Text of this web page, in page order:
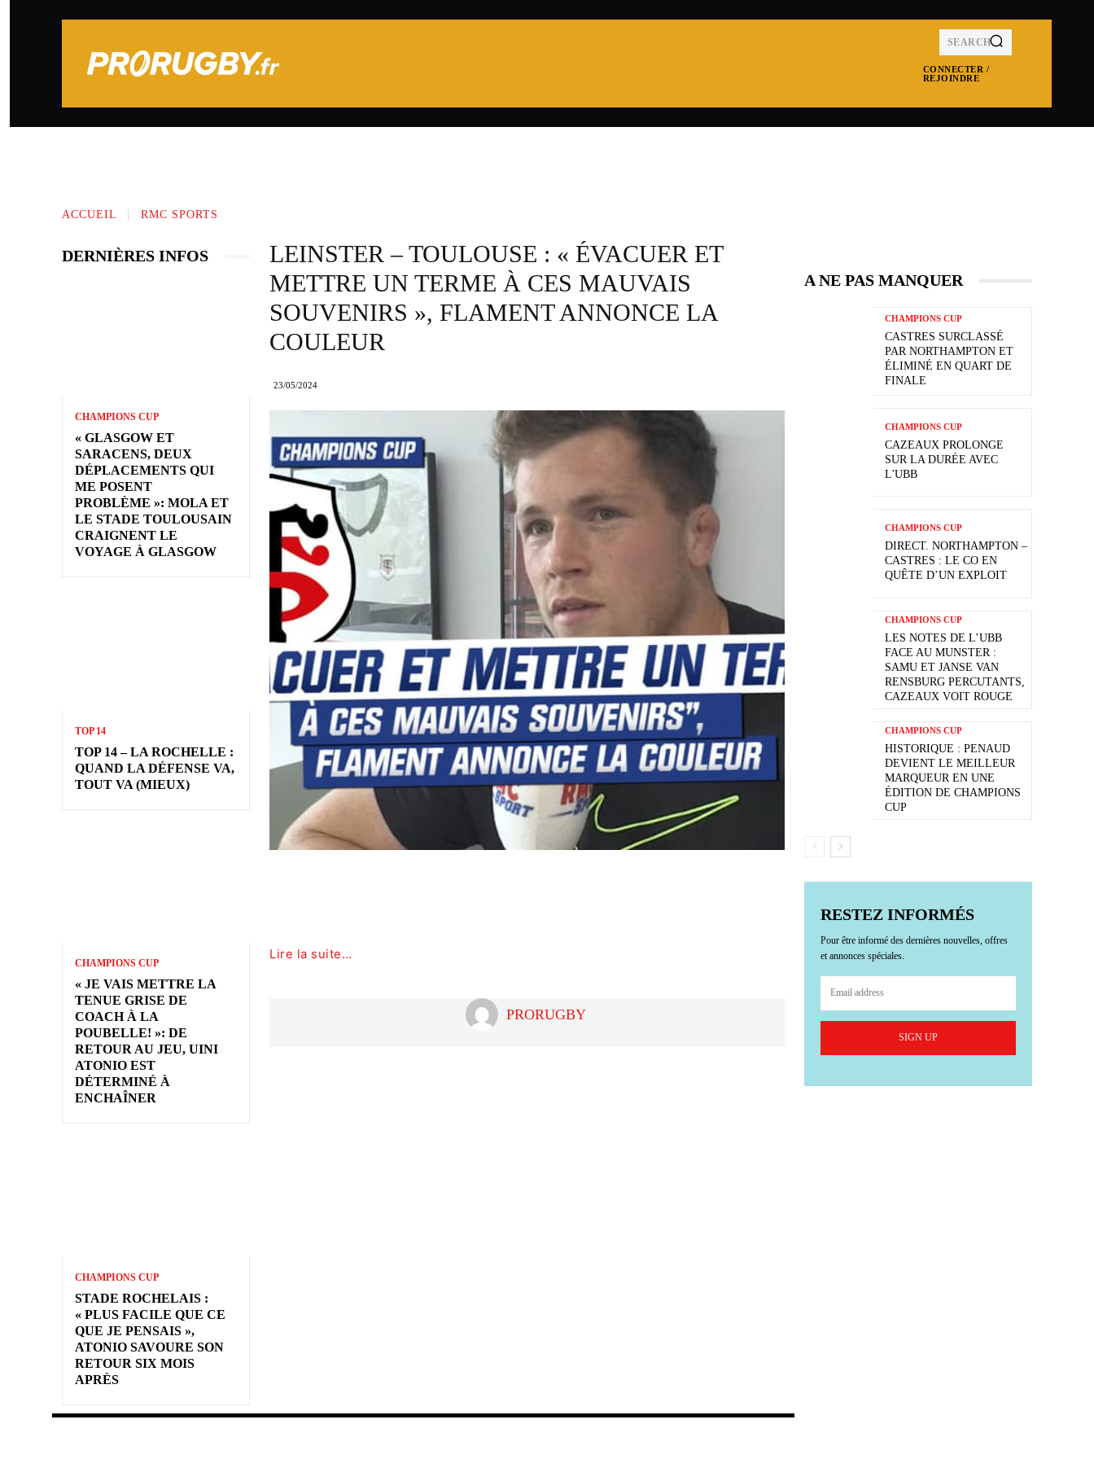
SEARCH
CONNECTER /
REJOINDRE
ACCUEIL RMC SPORTS
DERNIÈRES INFOS
CHAMPIONS CUP
« GLASGOW ET
SARACENS, DEUX
DÉPLACEMENTS QUI
ME POSENT
PROBLÈME »: MOLA ET
LE STADE TOULOUSAIN
CRAIGNENT LE
VOYAGE À GLASGOW
TOP 14
TOP 14 – LA ROCHELLE :
QUAND LA DÉFENSE VA,
TOUT VA (MIEUX)
CHAMPIONS CUP
« JE VAIS METTRE LA
TENUE GRISE DE
COACH À LA
POUBELLE! »: DE
RETOUR AU JEU, UINI
ATONIO EST
DÉTERMINÉ À
ENCHAÎNER
CHAMPIONS CUP
STADE ROCHELAIS :
« PLUS FACILE QUE CE
QUE JE PENSAIS »,
ATONIO SAVOURE SON
RETOUR SIX MOIS
APRÈS
LEINSTER – TOULOUSE : « ÉVACUER ET
METTRE UN TERME À CES MAUVAIS
SOUVENIRS », FLAMENT ANNONCE LA
COULEUR
23/05/2024
Lire la suite…
PRORUGBY
A NE PAS MANQUER
CHAMPIONS CUP
CASTRES SURCLASSÉ
PAR NORTHAMPTON ET
ÉLIMINÉ EN QUART DE
FINALE
CHAMPIONS CUP
CAZEAUX PROLONGE
SUR LA DURÉE AVEC
L'UBB
CHAMPIONS CUP
DIRECT. NORTHAMPTON –
CASTRES : LE CO EN
QUÊTE D’UN EXPLOIT
CHAMPIONS CUP
LES NOTES DE L’UBB
FACE AU MUNSTER :
SAMU ET JANSE VAN
RENSBURG PERCUTANTS,
CAZEAUX VOIT ROUGE
CHAMPIONS CUP
HISTORIQUE : PENAUD
DEVIENT LE MEILLEUR
MARQUEUR EN UNE
ÉDITION DE CHAMPIONS
CUP
RESTEZ INFORMÉS
Pour être informé des dernières nouvelles, offres
et annonces spéciales.
SIGN UP